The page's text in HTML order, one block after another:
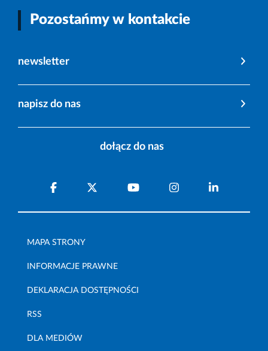
Pozostańmy w kontakcie
newsletter
napisz do nas
dołącz do nas
MAPA STRONY
INFORMACJE PRAWNE
DEKLARACJA DOSTĘPNOŚCI
RSS
DLA MEDIÓW